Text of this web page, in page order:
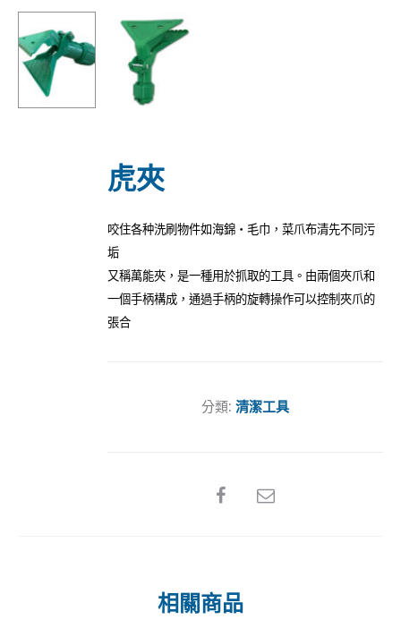
虎夾
咬住各种洗刷物件如海錦‧毛巾，菜爪布清先不同污
垢
又稱萬能夾，是一種用於抓取的工具。由兩個夾爪和
一個手柄構成，通過手柄的旋轉操作可以控制夾爪的
張合
分類: 清潔工具
SHARE
相關商品